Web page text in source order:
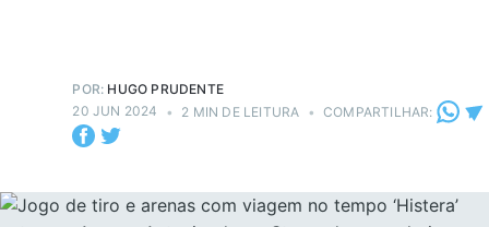
POR: HUGO PRUDENTE
20 JUN 2024
• 2 MIN DE LEITURA • COMPARTILHAR: